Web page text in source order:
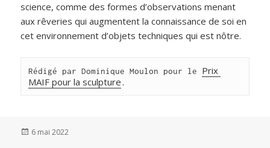
science, comme des formes d’observations menant
aux rêveries qui augmentent la connaissance de soi en
cet environnement d’objets techniques qui est nôtre.
Rédigé par Dominique Moulon pour le Prix
MAIF pour la sculpture.
Publié
6 mai 2022